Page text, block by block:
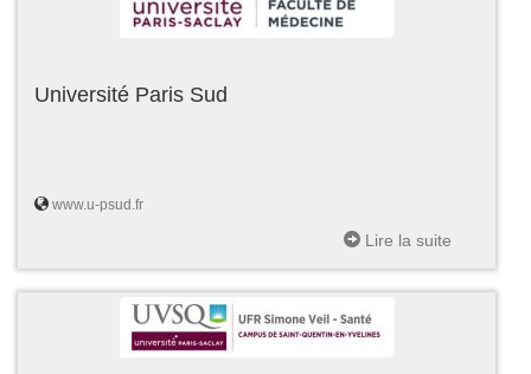
Université Paris Sud
www.u-psud.fr
Lire la suite